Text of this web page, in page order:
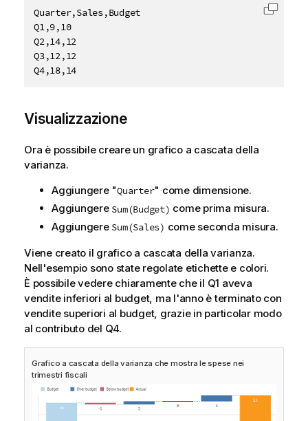
Quarter,Sales,Budget
Q1,9,10
Q2,14,12
Q3,12,12
Q4,18,14
Copia
Visualizzazione
Ora è possibile creare un grafico a cascata della
varianza.
Aggiungere "Quarter" come dimensione.
Aggiungere Sum(Budget) come prima misura.
Aggiungere Sum(Sales) come seconda misura.
Viene creato il grafico a cascata della varianza.
Nell'esempio sono state regolate etichette e colori.
È possibile vedere chiaramente che il Q1 aveva
vendite inferiori al budget, ma l'anno è terminato con
vendite superiori al budget, grazie in particolar modo
al contributo del Q4.
Grafico a cascata della varianza che mostra le spese nei
trimestri fiscali